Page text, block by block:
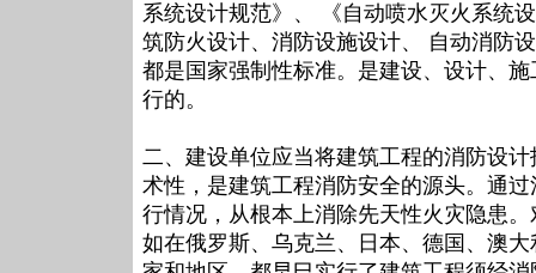
系统设计规范》、 《自动喷水灭火系统
筑防火设计、消防设施设计、 自动消防
都是国家强制性标准。是建设、设计、
行的。
二、建设单位应当将建筑工程的消防设
术性，是建筑工程消防安全的源头。通
行情况，从根本上消除先天性火灾隐患
如在俄罗斯、乌克兰、日本、德国、澳